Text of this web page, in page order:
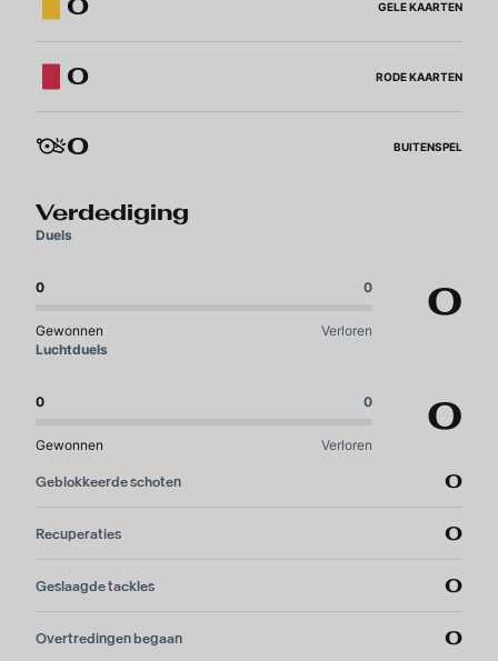
0 GELE KAARTEN
0 RODE KAARTEN
0 BUITENSPEL
Verdediging
Duels
0 0
Gewonnen Verloren
0
Luchtduels
0 0
Gewonnen Verloren
0
Geblokkeerde schoten 0
Recuperaties 0
Geslaagde tackles 0
Overtredingen begaan 0